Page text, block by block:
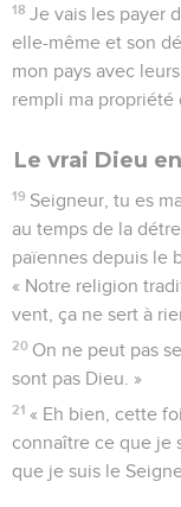
18 Je vais les payer
elle-même et son
mon pays avec
rempli ma propriété
Le vrai Dieu
19 Seigneur, tu es
au temps de la
païennes depuis le
« Notre religion
vent, ça ne sert à
20 On ne peut pas
sont pas Dieu. »
21 « Eh bien, cette
connaître ce que je
que je suis le